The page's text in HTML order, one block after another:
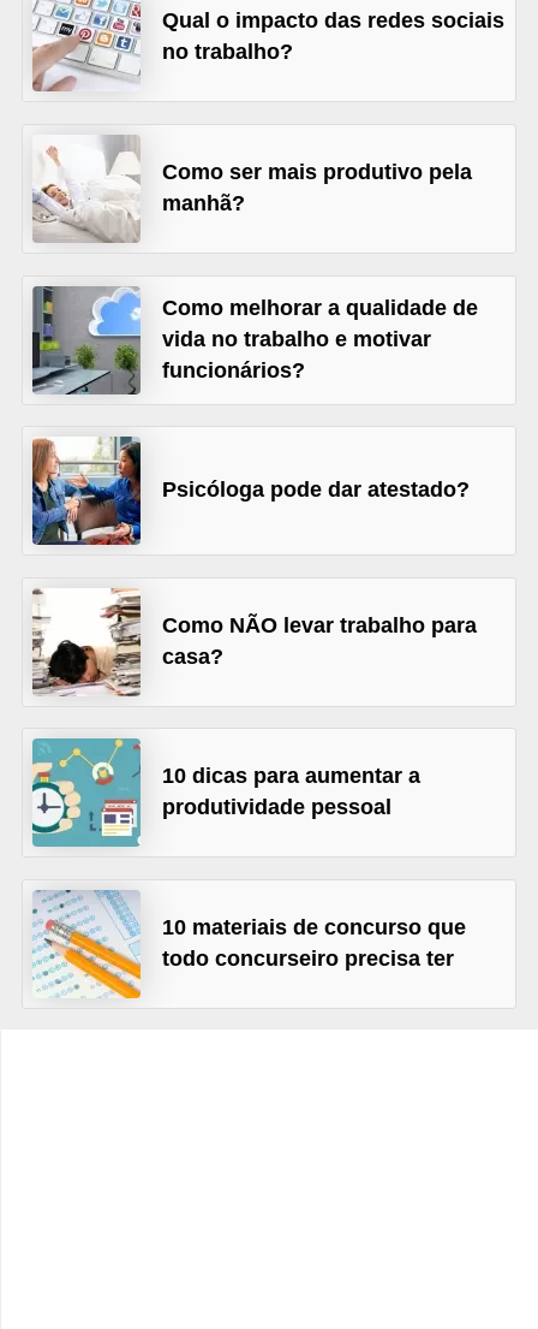
Qual o impacto das redes sociais
no trabalho?
Como ser mais produtivo pela
manhã?
Como melhorar a qualidade de
vida no trabalho e motivar
funcionários?
Psicóloga pode dar atestado?
Como NÃO levar trabalho para
casa?
10 dicas para aumentar a
produtividade pessoal
10 materiais de concurso que
todo concurseiro precisa ter
e
t
r
i
a
C
o
n
c
u
r
s
o
s
P
b
l
i
o
s
C
n
t
r